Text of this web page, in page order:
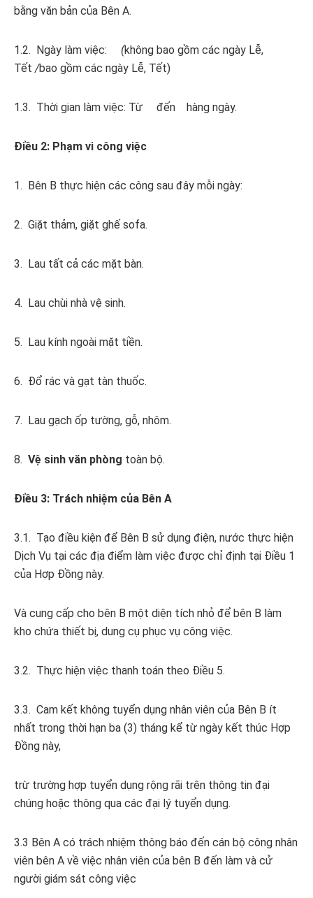
bằng văn bản của Bên A.
1.2. Ngày làm việc: (không bao gồm các ngày Lễ,
Tết /bao gồm các ngày Lễ, Tết)
1.3. Thời gian làm việc: Từ đến hàng ngày.
Điều 2: Phạm vi công việc
1. Bên B thực hiện các công sau đây mỗi ngày:
2. Giặt thảm, giặt ghế sofa.
3. Lau tất cả các mặt bàn.
4. Lau chùi nhà vệ sinh.
5. Lau kính ngoài mặt tiền.
6. Đổ rác và gạt tàn thuốc.
7. Lau gạch ốp tường, gỗ, nhôm.
8. Vệ sinh văn phòng toàn bộ.
Điều 3: Trách nhiệm của Bên A
3.1. Tạo điều kiện để Bên B sử dụng điện, nước thực hiện
Dịch Vụ tại các địa điểm làm việc được chỉ định tại Điều 1
của Hợp Đồng này.
Và cung cấp cho bên B một diện tích nhỏ để bên B làm
kho chứa thiết bị, dung cụ phục vụ công việc.
3.2. Thực hiện việc thanh toán theo Điều 5.
3.3. Cam kết không tuyển dụng nhân viên của Bên B ít
nhất trong thời hạn ba (3) tháng kể từ ngày kết thúc Hợp
Đồng này,
trừ trường hợp tuyển dụng rộng rãi trên thông tin đại
chúng hoặc thông qua các đại lý tuyển dụng.
3.3 Bên A có trách nhiệm thông báo đến cán bộ công nhân
viên bên A về việc nhân viên của bên B đến làm và cử
người giám sát công việc